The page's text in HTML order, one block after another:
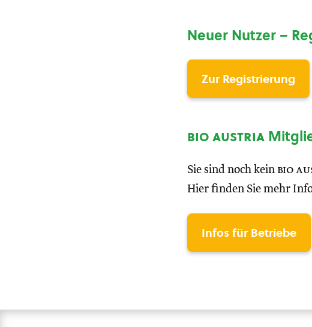
Neuer Nutzer –
Zur Registrierung
bio austria
Sie sind noch kein bio
Hier finden Sie mehr
Infos für Betriebe